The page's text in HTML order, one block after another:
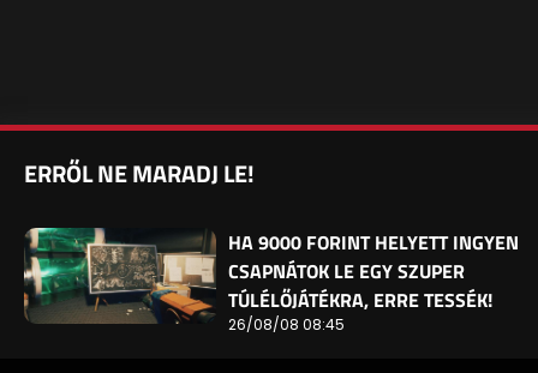
ERRŐL NE MARADJ LE!
HA 9000 FORINT HELYETT INGYEN
CSAPNÁTOK LE EGY SZUPER
TÚLÉLŐJÁTÉKRA, ERRE TESSÉK!
26/08/08 08:45